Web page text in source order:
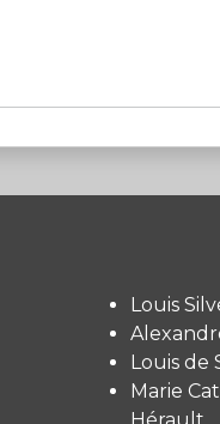
Louis
Louis de
Marie
Hérault